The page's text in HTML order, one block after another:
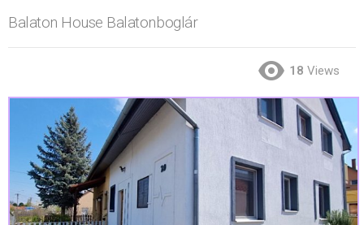
Balaton House Balatonboglár
18 Views